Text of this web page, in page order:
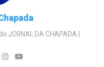
JORNAL DA CHAPADA |